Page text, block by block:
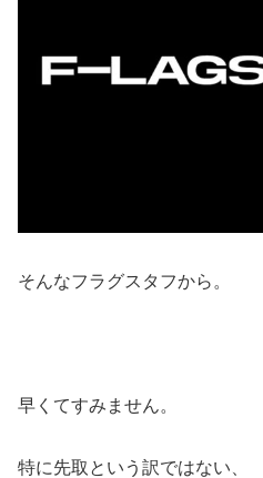
そんなフラグスタフから。
早くてすみません。
特に先取という訳ではない、